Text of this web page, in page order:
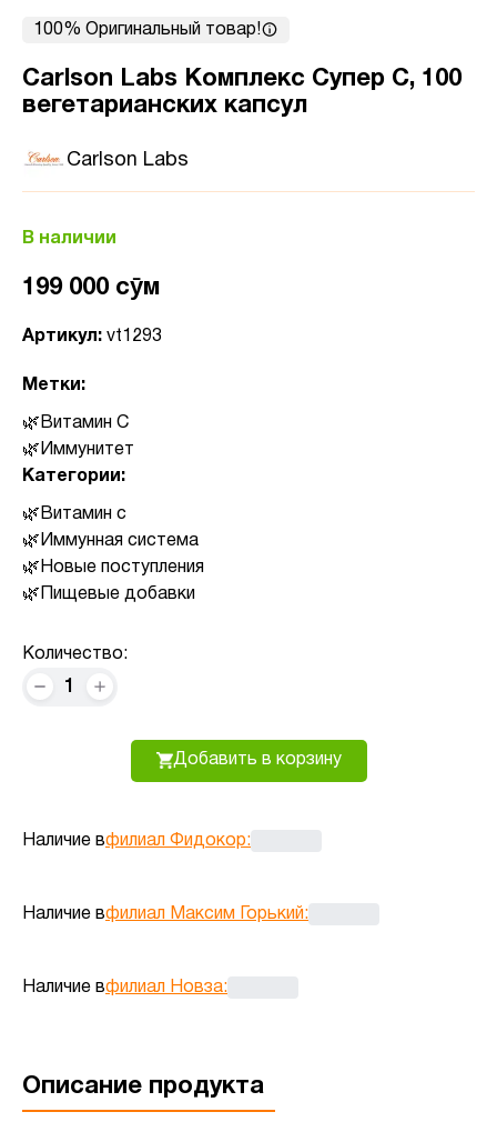
100% Оригинальный товар!
Carlson Labs Комплекс Супер С, 100
вегетарианских капсул
Carlson Labs
В наличии
199 000 сӯм
Артикул: vt1293
Метки:
Витамин C
Иммунитет
Категории:
Витамин с
Иммунная система
Новые поступления
Пищевые добавки
Количество:
1
Добавить в корзину
Наличие вфилиал Фидокор:
Наличие вфилиал Максим Горький:
Наличие вфилиал Новза:
Описание продукта